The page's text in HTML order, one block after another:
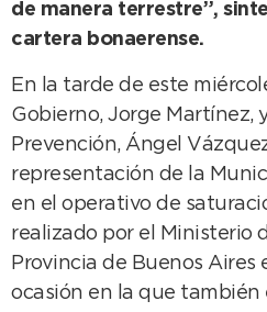
de manera terrestre”,
cartera bonaerense.
En la tarde de este
Gobierno, Jorge Martínez,
Prevención, Ángel
representación de la
en el operativo de
realizado por el Ministerio
Provincia de Buenos Aires
ocasión en la que